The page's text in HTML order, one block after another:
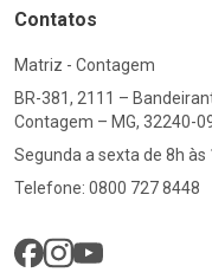
Contatos
Matriz - Contagem
BR-381, 2111 –
Contagem – MG, 32240-
Segunda a sexta de 8h às
Telefone: 0800 727 8448